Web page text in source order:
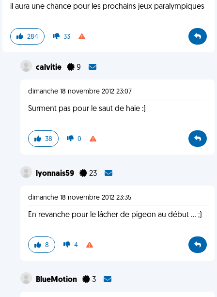
il aura une chance pour les prochains jeux paralympiques
284 33
calvitie 9
dimanche 18 novembre 2012 23:07
Surment pas pour le saut de haie :)
38 0
lyonnais59 23
dimanche 18 novembre 2012 23:35
En revanche pour le lâcher de pigeon au début ... ;)
8 4
BlueMotion 3